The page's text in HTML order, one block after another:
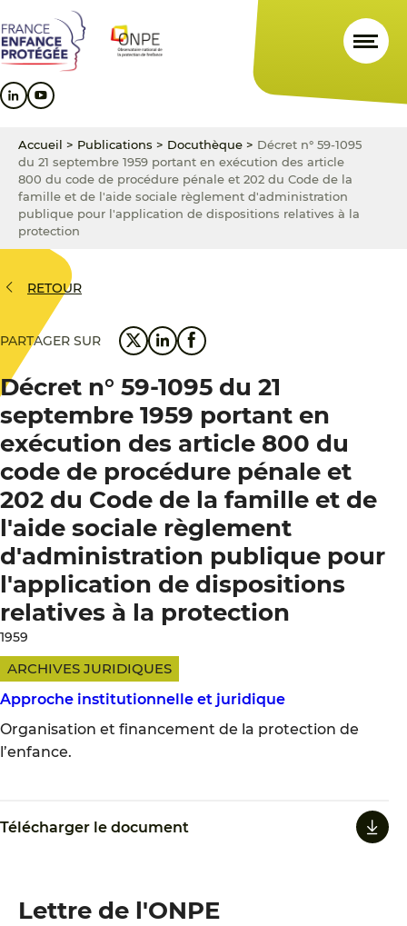
au
contenu
principal
au
menu
principal
au
pied
de
Accueil > Publications > Docuthèque > Décret n° 59-1095
du 21 septembre 1959 portant en exécution des article
800 du code de procédure pénale et 202 du Code de la
famille et de l'aide sociale règlement d'administration
publique pour l'application de dispositions relatives à la
protection
RETOUR
PARTAGER SUR
Décret n° 59-1095 du 21
septembre 1959 portant en
exécution des article 800 du
code de procédure pénale et
202 du Code de la famille et de
l'aide sociale règlement
d'administration publique pour
l'application de dispositions
relatives à la protection
1959
ARCHIVES JURIDIQUES
Approche institutionnelle et juridique
Organisation et financement de la protection de
l’enfance.
Télécharger le document
Lettre de l'ONPE